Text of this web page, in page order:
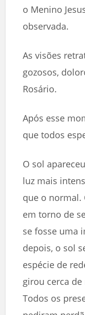
o Menino
observada.
As visões
gozosos,
Rosário.
Após esse
que todos
O sol
luz mais
que o normal.
em torno de
se fosse uma
depois, o sol
espécie de
girou cerca
Todos os